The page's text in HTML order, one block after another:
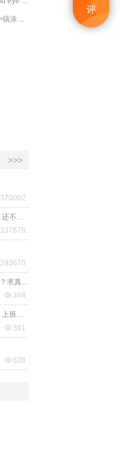
评
>>>
370002
337678
293670
 348
 361
 638